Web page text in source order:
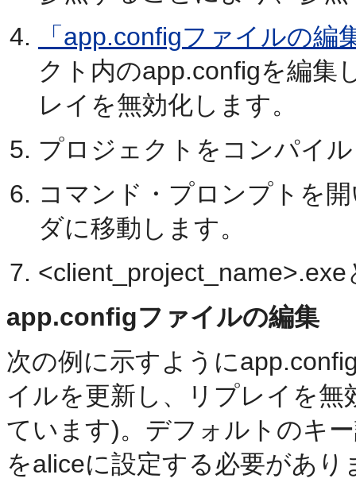
「app.configファイルの編
クト内のapp.configを編集
レイを無効化します。
プロジェクトをコンパイ
コマンド・プロンプトを
ダに移動します。
app.configファイルの編集
次の例に示すように
イルを更新し、リプレイを無
ています)。デフォルトのキ
をaliceに設定する必要があり